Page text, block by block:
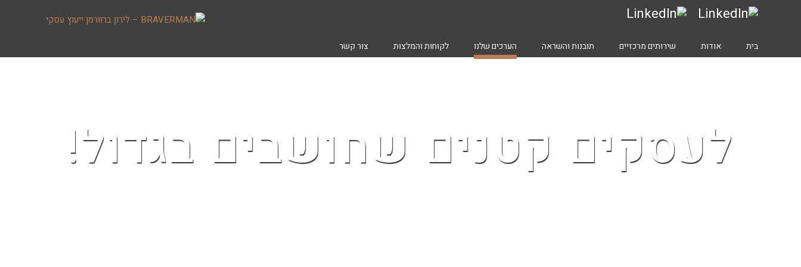
בית אודות שירותים מרכזיים תובנות והשראה הערכים שלנו לקוחות והמלצות צור קשר
לעסקים קטנים שחושבים בגדול!